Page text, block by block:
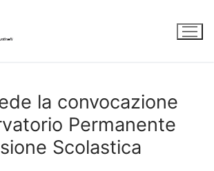
la convocazione
Permanente
Scolastica